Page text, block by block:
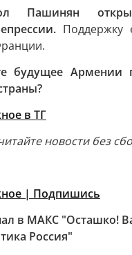
Пашинян
Поддержку
будущее Армении
в ТГ
новости без
| Подпишись
в МАКС "Осташко!
Россия"